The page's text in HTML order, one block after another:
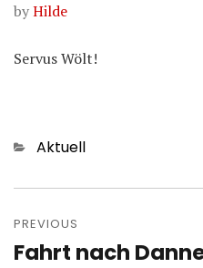
byHilde
Servus Wölt!
Categories
Aktuell
navigation
PREVIOUS
Previous
Fahrt nach